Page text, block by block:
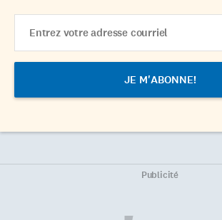
Address
Publicité